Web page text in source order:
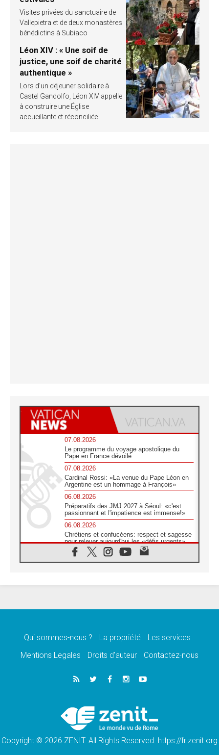
Visites privées du sanctuaire de
Vallepietra et de deux monastères
bénédictins à Subiaco
Léon XIV : « Une soif de
justice, une soif de charité
authentique »
Lors d’un déjeuner solidaire à
Castel Gandolfo, Léon XIV appelle
à construire une Église
accueillante et réconciliée
07.08.2026
Le programme du voyage apostolique du
Pape en France dévoilé
07.08.2026
Cardinal Rossi: «La venue du Pape Léon en
Argentine est un hommage à François»
06.08.2026
Préparatifs des JMJ 2027 à Séoul: «c'est
passionnant et l'impatience est immense!»
06.08.2026
Chrétiens et confucéens: respect et sagesse
pour relever aujourd'hui les «défis urgents»
06.08.2026
À Sainte-Marie-Majeure, la grâce de Dieu
«les chrétiens veulent la paix»
Au Mexique, le cardinal Parolin invite à être
06.08.2026
À Assise, le Pape invite les jeunes à
La visite du Pape en Argentine portera «un
message de paix et de dignité humaine»
Qui sommes-nous ? La propriété
Les services
Mentions Legales
Droits d’auteur Contactez-nous
Copyright © 2026 ZENIT. All Rights Reserved. https://fr.zenit.org